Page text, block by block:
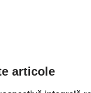
articole